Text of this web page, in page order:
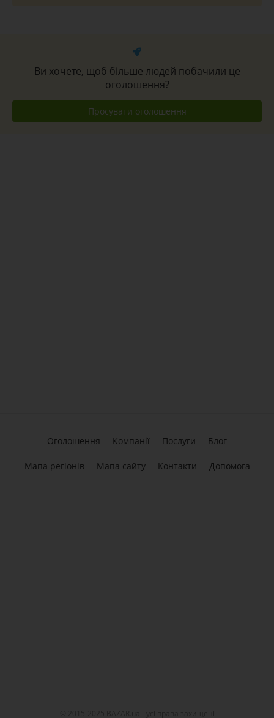
Ви хочете, щоб більше людей побачили це
оголошення?
Просувати оголошення
Оголошення Компанії Послуги Блог
Мапа регіонів Мапа сайту Контакти Допомога